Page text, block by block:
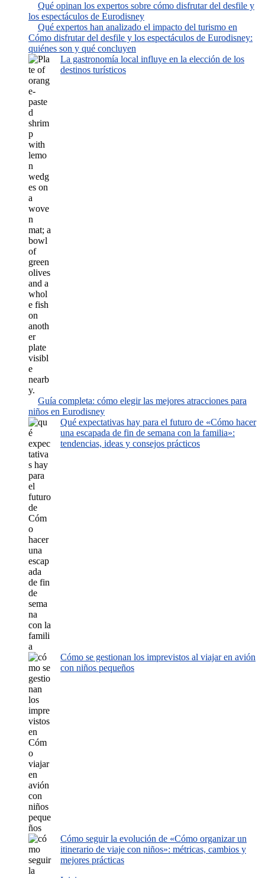
Qué opinan los expertos sobre cómo disfrutar del desfile y
los espectáculos de Eurodisney
Qué expertos han analizado el impacto del turismo en
Cómo disfrutar del desfile y los espectáculos de Eurodisney:
quiénes son y qué concluyen
La gastronomía local influye en la elección de los
destinos turísticos
Guía completa: cómo elegir las mejores atracciones para
niños en Eurodisney
Qué expectativas hay para el futuro de «Cómo hacer
una escapada de fin de semana con la familia»:
tendencias, ideas y consejos prácticos
Cómo se gestionan los imprevistos al viajar en avión
con niños pequeños
Cómo seguir la evolución de «Cómo organizar un
itinerario de viaje con niños»: métricas, cambios y
mejores prácticas